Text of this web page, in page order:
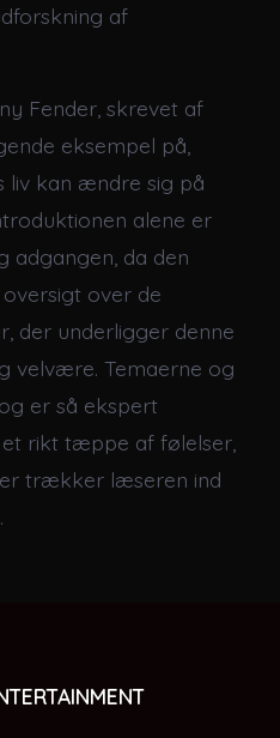
af
Fender, skrevet af
eksempel på,
liv kan ændre sig på
alene er
da den
over de
der underligger denne
velvære. Temaerne og
er så ekspert
rikt tæppe af følelser,
trækker læseren ind